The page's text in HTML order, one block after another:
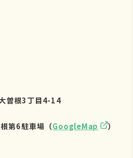
曽根3丁目4-14
第6駐車場（GoogleMap
）